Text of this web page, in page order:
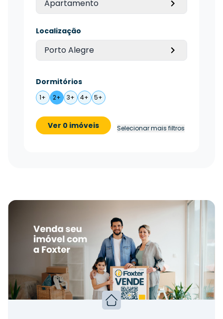
Apartamento
Localização
Porto Alegre
Dormitórios
1+ 2+ 3+ 4+ 5+
Ver 0 imóveis Selecionar mais filtros